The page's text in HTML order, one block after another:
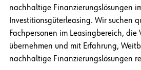
nachhaltige Finanzierungslösungen
Investitionsgüterleasing. Wir suchen
Fachpersonen im Leasingbereich, die
übernehmen und mit Erfahrung,
nachhaltige Finanzierungslösungen